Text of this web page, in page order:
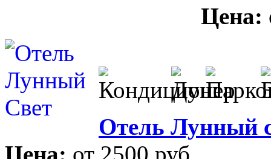
Цена:
Отель Лунный
Цена: от 2500 руб.